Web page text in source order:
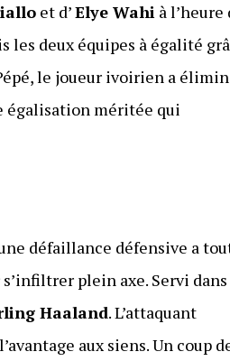
et d’Elye Wahi à l’heure
les deux équipes à égalité
le joueur ivoirien a
égalisation méritée qui
défaillance défensive a
plein axe. Servi
Haaland. L’attaquant
aux siens. Un coup